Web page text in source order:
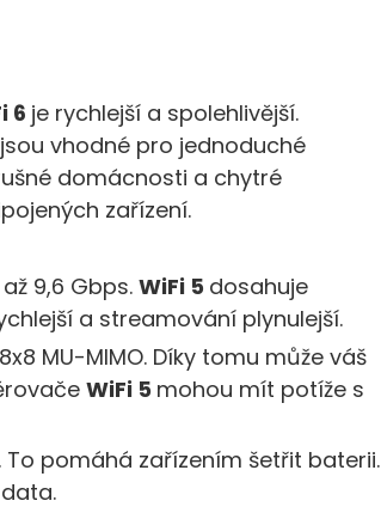
6 je rychlejší a spolehlivější.
jsou vhodné pro jednoduché
domácnosti a chytré
zařízení.
9,6 Gbps. WiFi 5 dosahuje
a streamování plynulejší.
MU-MIMO. Díky tomu může váš
WiFi 5 mohou mít potíže s
pomáhá zařízením šetřit baterii.